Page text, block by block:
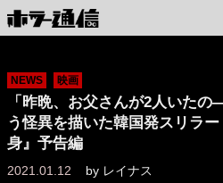
NEWS 映画
「昨晩、お父さんが2人いた
う怪異を描いた韓国発スリラ
身』予告編
2021.01.12 by レイナス